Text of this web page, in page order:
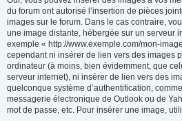
du forum ont autorisé l’insertion de pièces
images sur le forum. Dans le cas contraire,
une image distante, hébergée sur un serveur
exemple « http://www.exemple.com/mon-
cependant ni insérer de lien vers des images
ordinateur (à moins, bien évidemment, que
serveur internet), ni insérer de lien vers des
quelconque système d’authentification,
messagerie électronique de Outlook ou de
mot de passe, etc. Pour insérer une image,